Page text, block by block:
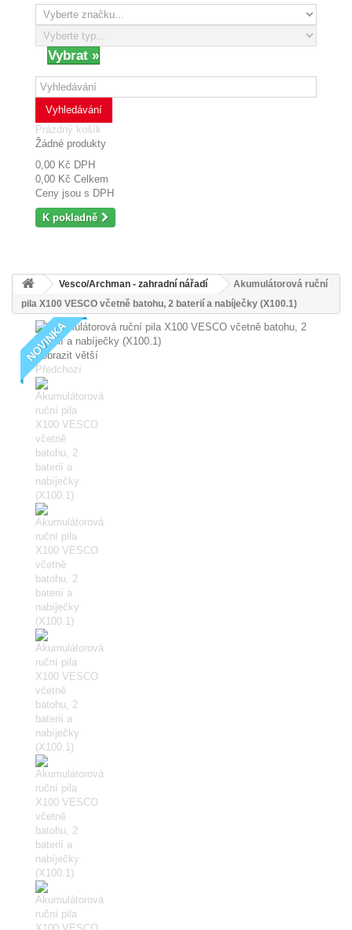
Vyhledávání
Prázdný košík
Žádné produkty
0,00 Kč DPH
0,00 Kč Celkem
Ceny jsou s DPH
K pokladně
Vesco/Archman - zahradní nářadí
Akumulátorová ruční
pila X100 VESCO včetně batohu, 2 baterií a nabíječky (X100.1)
NOVINKA
Zobrazit větší
Předchozí